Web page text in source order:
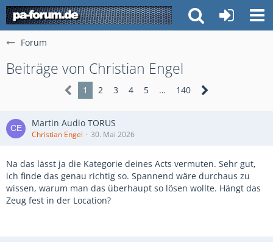
Forum
Beiträge von Christian Engel
1 2 3 4 5 … 140
Martin Audio TORUS
Christian Engel 30. Mai 2026
Na das lässt ja die Kategorie deines Acts vermuten. Sehr gut,
ich finde das genau richtig so. Spannend wäre durchaus zu
wissen, warum man das überhaupt so lösen wollte. Hängt das
Zeug fest in der Location?